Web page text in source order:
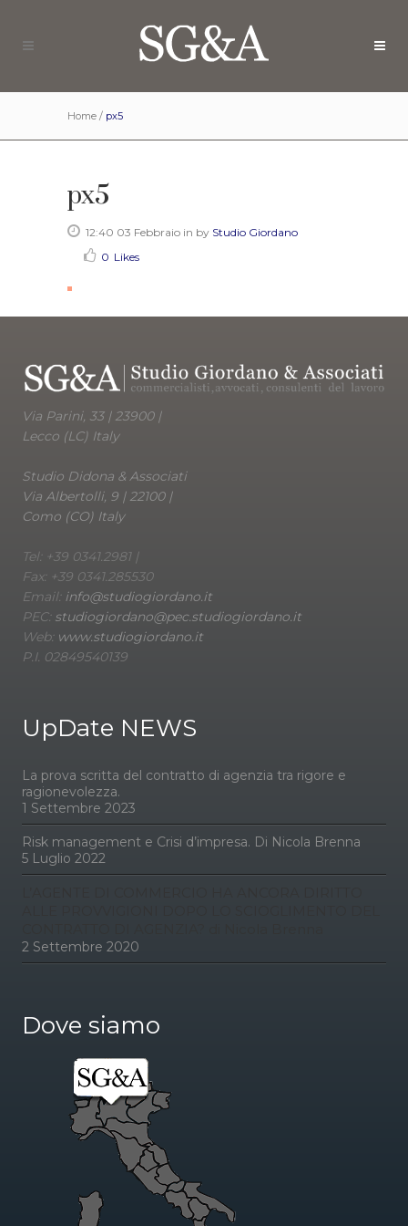
Home / px5
px5
12:40 03 Febbraio in by Studio Giordano
0 Likes
Via Parini, 33 | 23900 |
Lecco (LC) Italy
Studio Didona & Associati
Via Albertolli, 9 | 22100 |
Como (CO) Italy
Tel: +39 0341.2981 |
Fax: +39 0341.285530
Email: info@studiogiordano.it
PEC: studiogiordano@pec.studiogiordano.it
Web: www.studiogiordano.it
P.I. 02849540139
UpDate NEWS
La prova scritta del contratto di agenzia tra rigore e
ragionevolezza.
1 Settembre 2023
Risk management e Crisi d’impresa. Di Nicola Brenna
5 Luglio 2022
2 Settembre 2020
Dove siamo